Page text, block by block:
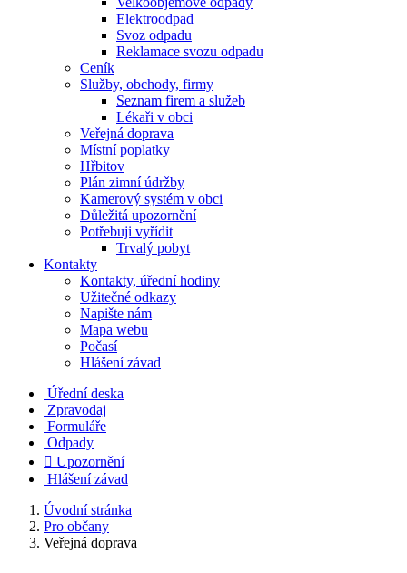
Elektroodpad
Svoz odpadu
Reklamace svozu odpadu
Ceník
Služby, obchody, firmy
Seznam firem a služeb
Lékaři v obci
Veřejná doprava
Místní poplatky
Hřbitov
Plán zimní údržby
Kamerový systém v obci
Důležitá upozornění
Potřebuji vyřídit
Trvalý pobyt
Kontakty
Kontakty, úřední hodiny
Užitečné odkazy
Napište nám
Mapa webu
Počasí
Hlášení závad
Úřední deska
Zpravodaj
Formuláře
Odpady
 Upozornění
Hlášení závad
Úvodní stránka
Pro občany
Veřejná doprava